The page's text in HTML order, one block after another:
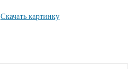
Скачать картинку